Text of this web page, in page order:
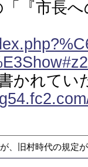
「『市長
かれてい
、旧村時代の規